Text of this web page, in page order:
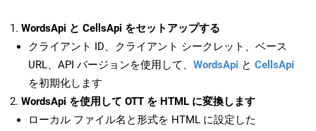
WordsApi と CellsApi をセットアップする
クライアント ID、クライアント シークレット、ベース
URL、API バージョンを使用して、 WordsApi と CellsApi
を初期化します
WordsApi を使用して OTT を HTML に変換します
ローカル ファイル名と形式を HTML に設定した